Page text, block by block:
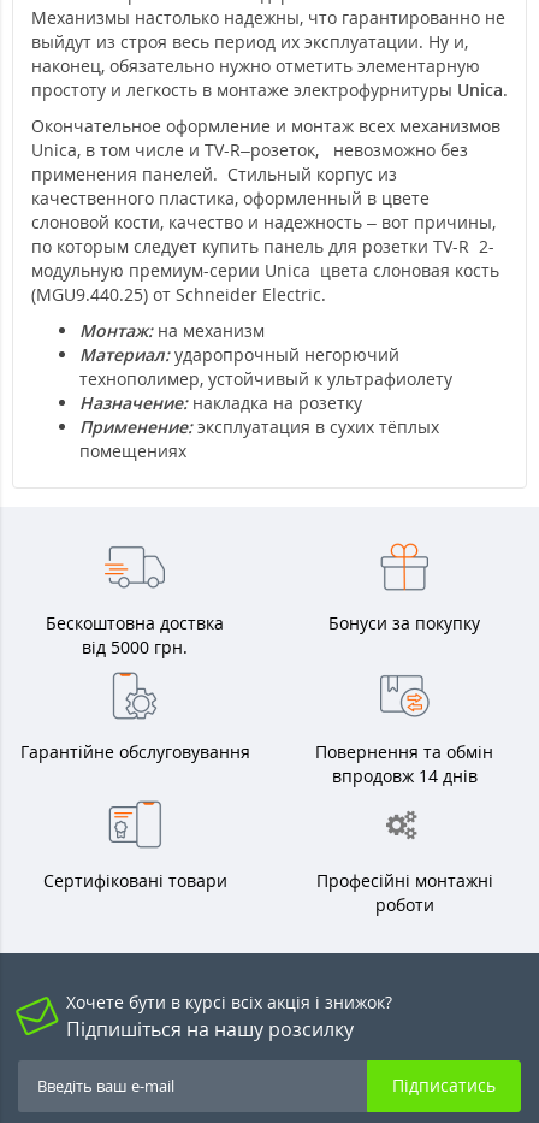
Механизмы настолько надежны, что гарантированно не
выйдут из строя весь период их эксплуатации. Ну и,
наконец, обязательно нужно отметить элементарную
простоту и легкость в монтаже электрофурнитуры Unica.
Окончательное оформление и монтаж всех механизмов
Unica, в том числе и TV-R–розеток, невозможно без
применения панелей. Стильный корпус из
качественного пластика, оформленный в цвете
слоновой кости, качество и надежность – вот причины,
по которым следует купить панель для розетки TV-R 2-
модульную премиум-серии Unica цвета слоновая кость
(MGU9.440.25) от Schneider Electric.
Монтаж:на механизм
Материал:ударопрочный негорючий
технополимер, устойчивый к ультрафиолету
Назначение:накладка на розетку
Применение:эксплуатация в сухих тёплых
помещениях
Бескоштовна доствка
від 5000 грн.
Бонуси за покупку
Гарантійне обслуговування
Повернення та обмін
впродовж 14 днів
Сертифіковані товари
Професійні монтажні
роботи
Хочете бути в курсі всіх акція і знижок?
Підпишіться на нашу розсилку
Підписатись